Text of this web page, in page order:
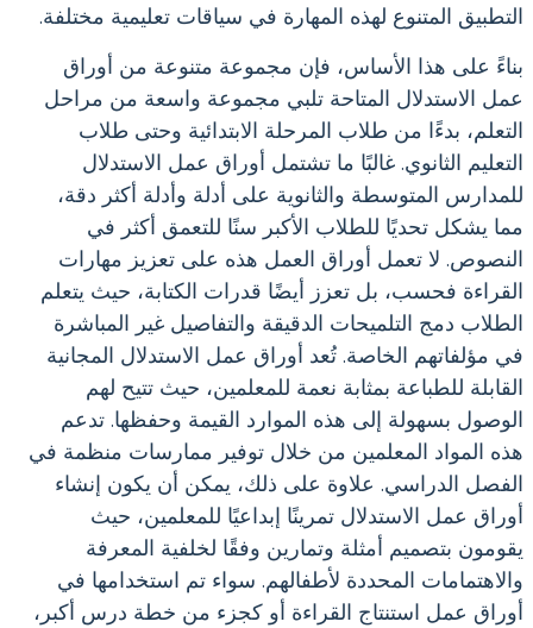
التطبيق المتنوع لهذه المهارة في سياقات تعليمية مختلفة.
بناءً على هذا الأساس، فإن مجموعة متنوعة من أوراق
عمل الاستدلال المتاحة تلبي مجموعة واسعة من مراحل
التعلم، بدءًا من طلاب المرحلة الابتدائية وحتى طلاب
التعليم الثانوي. غالبًا ما تشتمل أوراق عمل الاستدلال
للمدارس المتوسطة والثانوية على أدلة وأدلة أكثر دقة،
مما يشكل تحديًا للطلاب الأكبر سنًا للتعمق أكثر في
النصوص. لا تعمل أوراق العمل هذه على تعزيز مهارات
القراءة فحسب، بل تعزز أيضًا قدرات الكتابة، حيث يتعلم
الطلاب دمج التلميحات الدقيقة والتفاصيل غير المباشرة
في مؤلفاتهم الخاصة. تُعد أوراق عمل الاستدلال المجانية
القابلة للطباعة بمثابة نعمة للمعلمين، حيث تتيح لهم
الوصول بسهولة إلى هذه الموارد القيمة وحفظها. تدعم
هذه المواد المعلمين من خلال توفير ممارسات منظمة في
الفصل الدراسي. علاوة على ذلك، يمكن أن يكون إنشاء
أوراق عمل الاستدلال تمرينًا إبداعيًا للمعلمين، حيث
يقومون بتصميم أمثلة وتمارين وفقًا لخلفية المعرفة
والاهتمامات المحددة لأطفالهم. سواء تم استخدامها في
أوراق عمل استنتاج القراءة أو كجزء من خطة درس أكبر،